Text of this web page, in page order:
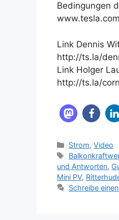
Bedingungen
www.tesla.com
Link Dennis
http://ts.la/
Link Holger
http://ts.la/
Kategorien
Strom,Video
Schlagwörter
und Antworten,
Mini PV,
Schreibe